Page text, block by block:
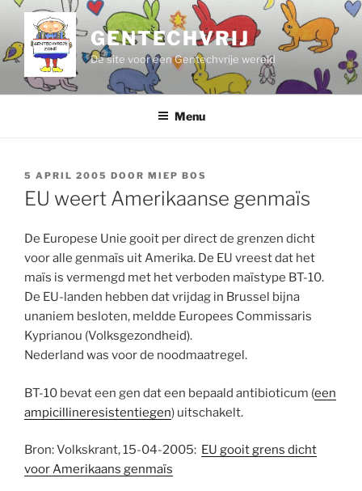
de
inhoud
GENTECHVRIJ
De site voor een Gentechvrije wereld
Menu
GEPLAATST
OP
5 APRIL 2005 DOOR MIEP BOS
EU weert Amerikaanse genmaïs
De Europese Unie gooit per direct de grenzen dicht
voor alle genmaïs uit Amerika. De EU vreest dat het
maïs is vermengd met het verboden maïstype BT-10.
De EU-landen hebben dat vrijdag in Brussel bijna
unaniem besloten, meldde Europees Commissaris
Kyprianou (Volksgezondheid).
Nederland was voor de noodmaatregel.
BT-10 bevat een gen dat een bepaald antibioticum (een
ampicillineresistentiegen) uitschakelt.
Bron: Volkskrant, 15-04-2005: EU gooit grens dicht
voor Amerikaans genmaïs